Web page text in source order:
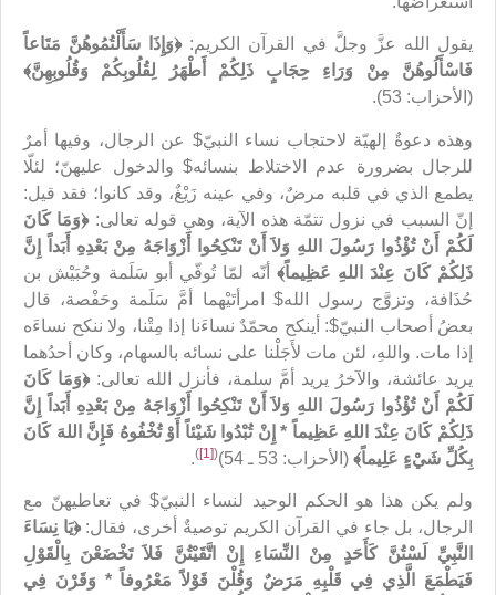
يقول الله عزَّ وجلَّ في القرآن الكريم:﴿وَإِذَا سَأَلْتُمُوهُنَّ مَتَاعاً
فَاسْأَلُوهُنَّ مِنْ وَرَاءِ حِجَابٍ ذَلِكُمْ أَطْهَرُ لِقُلُوبِكُمْ وَقُلُوبِهِنَّ﴾
(الأحزاب: 53).
وهذه دعوةٌ إلهيّة لاحتجاب نساء النبيّ$ عن الرجال، وفيها أمرٌ
للرجال بضرورة عدم الاختلاط بنسائه$ والدخول عليهنّ؛ لئلّا
يطمع الذي في قلبه مرضٌ، وفي عينه زَيْغٌ، وقد كانوا؛ فقد قيل:
إنّ السبب في نزول تتمّة هذه الآية، وهي قوله تعالى:﴿وَمَا كَانَ
لَكُمْ أَنْ تُؤْذُوا رَسُولَ اللهِ وَلاَ أَنْ تَنْكِحُوا أَزْوَاجَهُ مِنْ بَعْدِهِ أَبَداً إِنَّ
ذَلِكُمْ كَانَ عِنْدَ اللهِ عَظِيماً﴾ أنّه لمّا تُوفّي أبو سَلَمة وحُبَيْش بن
حُذَافة، وتزوَّج رسول الله$ امرأتَيْهما أمَّ سَلَمة وحَفْصة، قال
بعضُ أصحاب النبيّ$: أينكح محمّدٌ نساءَنا إذا مِتْنا، ولا ننكح نساءَه
إذا مات. واللهِ، لئن مات لأَجَلْنا على نسائه بالسهام، وكان أحدُهما
يريد عائشة، والآخرُ يريد أمَّ سلمة، فأنزل الله تعالى:﴿وَمَا كَانَ
لَكُمْ أَنْ تُؤْذُوا رَسُولَ اللهِ وَلاَ أَنْ تَنْكِحُوا أَزْوَاجَهُ مِنْ بَعْدِهِ أَبَداً إِنَّ
ذَلِكُمْ كَانَ عِنْدَ اللهِ عَظِيماً * إِنْ تُبْدُوا شَيْئاً أَوْ تُخْفُوهُ فَإِنَّ اللهَ كَانَ
بِكُلِّ شَيْءٍ عَلِيماً﴾ (الأحزاب: 53 ـ 54) (
[1]
)
.
ولم يكن هذا هو الحكم الوحيد لنساء النبيّ$ في تعاطيهنّ مع
الرجال، بل جاء في القرآن الكريم توصيةٌ أخرى، فقال:﴿يَا نِسَاءَ
النَّبِيِّ لَسْتُنَّ كَأَحَدٍ مِنْ النِّسَاءِ إِنْ اتَّقَيْتُنَّ فَلاَ تَخْضَعْنَ بِالْقَوْلِ
فَيَطْمَعَ الَّذِي فِي قَلْبِهِ مَرَضٌ وَقُلْنَ قَوْلاً مَعْرُوفاً * وَقَرْنَ فِي